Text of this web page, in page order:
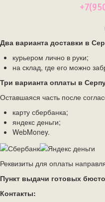
Два варианта доставки в
курьером лично в руки;
на склад, где его можно
Три варианта оплаты в
Оставшаяся часть после
карту сбербанка;
яндекс деньги;
WebMoney.
Реквизиты для оплаты
Пункт выдачи готовых
Контакты: